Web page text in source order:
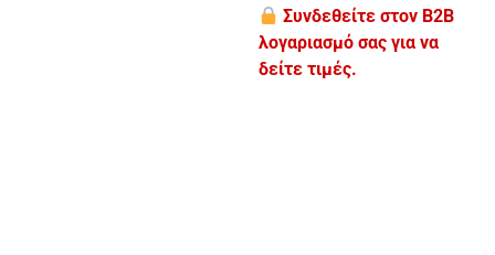
Συνδεθείτε στον B2B
λογαριασμό σας για να
δείτε τιμές.